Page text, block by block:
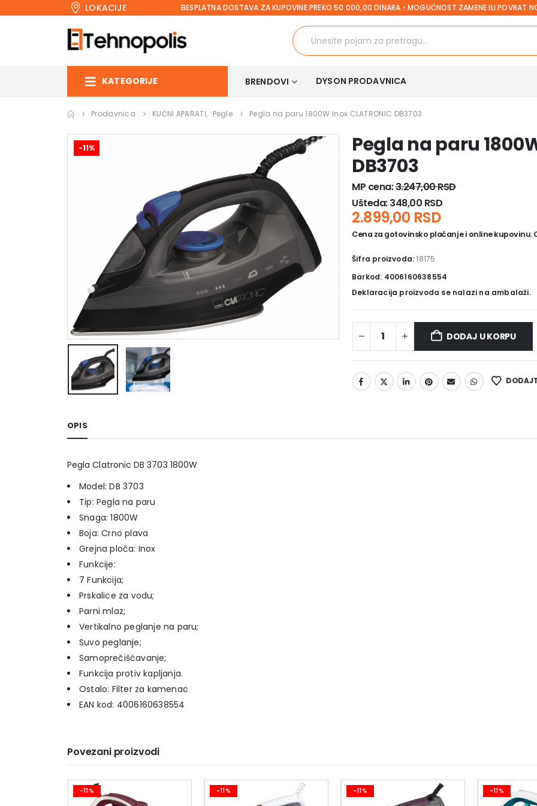
LOKACIJE BESPLATNA DOSTAVA ZA KUPOVINE PREKO 50.000,00 DINARA • MOGUĆNOST ZAMENE ILI POVRAT
KATEGORIJE BRENDOVI DYSON PRODAVNICA
Prodavnica KUĆNI APARATI, Pegle Pegla na paru 1800W inox CLATRONIC DB3703
-11%
Pegla na paru
DB3703
MP cena:3.247,00RSD
Ušteda:348,00 RSD
2.899,00 RSD
Cena za gotovinsko plaćanje i online kupovinu.
Šifra proizvoda:18175
Barkod: 4006160638554
Deklaracija proizvoda se nalazi na ambalaži.
DODAJ U KORPU
OPIS
Pegla Clatronic DB 3703 1800W
Model: DB 3703
Tip: Pegla na paru
Snaga: 1800W
Boja: Crno plava
Grejna ploča: Inox
Funkcije:
7 Funkcija;
Prskalice za vodu;
Parni mlaz;
Vertikalno peglanje na paru;
Suvo peglanje;
Samoprečišćavanje;
Funkcija protiv kapljanja.
Ostalo: Filter za kamenac
EAN kod: 4006160638554
Povezani proizvodi
-11% -11% -11% -11%